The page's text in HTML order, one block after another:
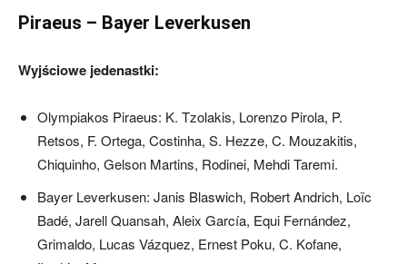
Piraeus – Bayer Leverkusen
Wyjściowe jedenastki:
Olympiakos Piraeus: K. Tzolakis, Lorenzo Pirola, P.
Retsos, F. Ortega, Costinha, S. Hezze, C. Mouzakitis,
Chiquinho, Gelson Martins, Rodinei, Mehdi Taremi.
Bayer Leverkusen: Janis Blaswich, Robert Andrich, Loïc
Badé, Jarell Quansah, Aleix García, Equi Fernández,
Grimaldo, Lucas Vázquez, Ernest Poku, C. Kofane,